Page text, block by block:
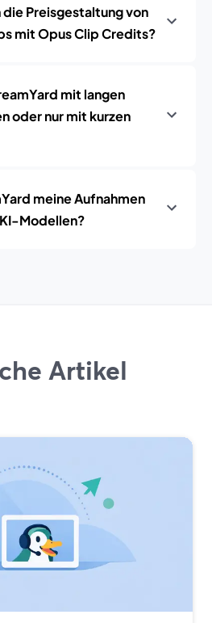
Preisgestaltung von
mit Opus Clip Credits?
mit langen
oder nur mit kurzen
meine Aufnahmen
Modellen?
Artikel